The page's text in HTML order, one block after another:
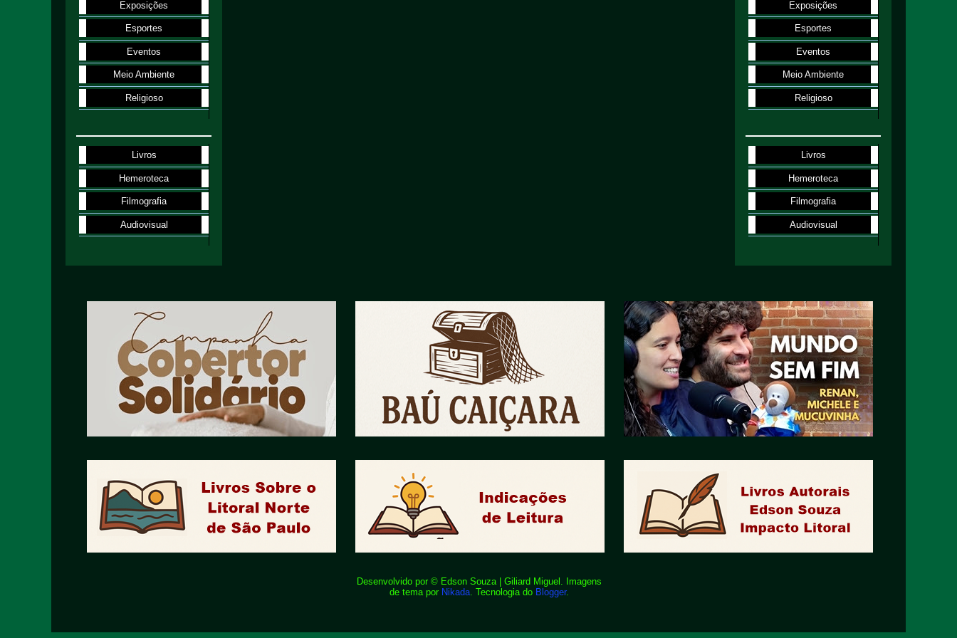
Exposições
Esportes
Eventos
Meio Ambiente
Religioso
Livros
Hemeroteca
Filmografia
Audiovisual
Exposições
Esportes
Eventos
Meio Ambiente
Religioso
Livros
Hemeroteca
Filmografia
Audiovisual
Desenvolvido por © Edson Souza | Giliard Miguel. Imagens
de tema por Nikada. Tecnologia do Blogger.